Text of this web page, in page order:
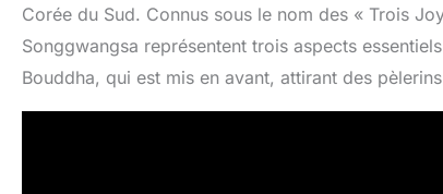
Corée du Sud. Connus sous le nom des « Trois
Songgwangsa représentent trois aspects
Bouddha, qui est mis en avant, attirant des